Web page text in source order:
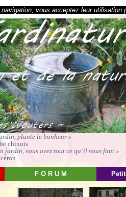
vous acceptez leur
plante le bonheur.»
chinois
jardin, vous avez tout ce qu’il vous faut.»
F O R U M